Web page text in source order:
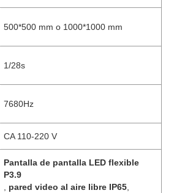
500*500 mm o 1000*1000 mm
1/28s
7680Hz
CA 110-220 V
Pantalla de pantalla LED flexible
P3.9
pared video al aire libre IP65